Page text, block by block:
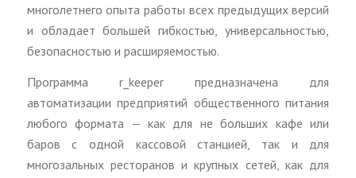
многолетнего опыта работы всех предыдущих версий
и обладает большей гибкостью, универсальностью,
безопасностью и расширяемостью.
Программа r_keeper предназначена для
автоматизации предприятий общественного питания
любого формата — как для не больших кафе или
баров с одной кассовой станцией, так и для
многозальных ресторанов и крупных сетей, как для